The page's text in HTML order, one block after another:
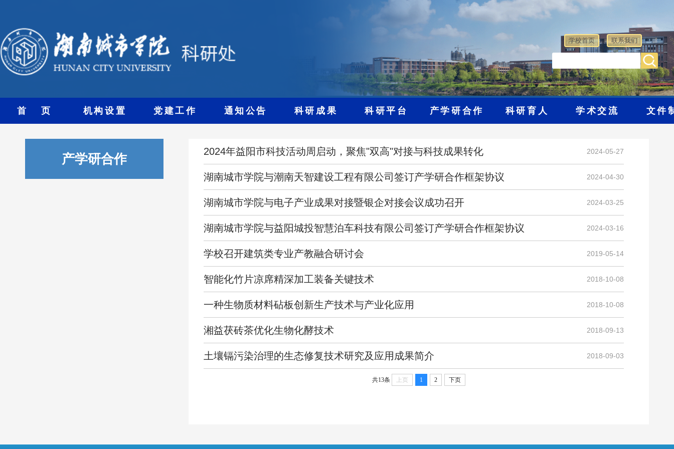
联系我们
学校首页
首 页 机构设置 党建工作 通知公告 科研成果 科研平台 产学研合作 科研育人 学术交流 文件
产学研合作 2024年益阳市科技活动周启动，聚焦"双高"对接与科技成果转化 2024-05-27
湖南城市学院与潮南天智建设工程有限公司签订产学研合作框架协议 2024-04-30
湖南城市学院与电子产业成果对接暨银企对接会议成功召开 2024-03-25
湖南城市学院与益阳城投智慧泊车科技有限公司签订产学研合作框架协议 2024-03-16
学校召开建筑类专业产教融合研讨会 2019-05-14
智能化竹片凉席精深加工装备关键技术 2018-10-08
一种生物质材料砧板创新生产技术与产业化应用 2018-10-08
湘益茯砖茶优化生物化酵技术 2018-09-13
土壤镉污染治理的生态修复技术研究及应用成果简介 2018-09-03
共13条 上页 1 2 下页